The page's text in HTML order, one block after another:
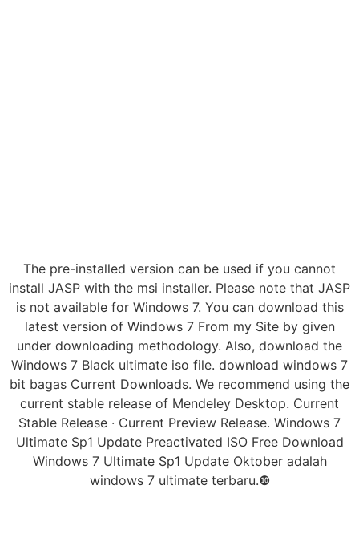
The pre-installed version can be used if you cannot
install JASP with the msi installer. Please note that JASP
is not available for Windows 7. You can download this
latest version of Windows 7 From my Site by given
under downloading methodology. Also, download the
Windows 7 Black ultimate iso file. download windows 7
bit bagas Current Downloads. We recommend using the
current stable release of Mendeley Desktop. Current
Stable Release · Current Preview Release. Windows 7
Ultimate Sp1 Update Preactivated ISO Free Download
Windows 7 Ultimate Sp1 Update Oktober adalah
windows 7 ultimate terbaru.❿